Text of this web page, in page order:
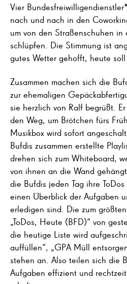
Vier
nach und nach in den
um von den Straßenschuhen in
schlüpfen. Die Stimmung ist
gutes Wetter gehofft, heute
Zusammen machen sich die
zur ehemaligen
sie herzlich von Ralf begrüßt.
den Weg, um Brötchen fürs
Musikbox wird sofort
Bufdis zusammen erstellte
drehen sich zum Whiteboard,
von ihnen an die Wand
die Bufdis jeden Tag ihre
einen Überblick der Aufgaben
erledigen sind. Die zum
„ToDos, Heute (BFD)“ von
die heutige Liste wird
auffüllen“, „GPA Müll
stehen an. Also teilen sich die
Aufgaben effizient und